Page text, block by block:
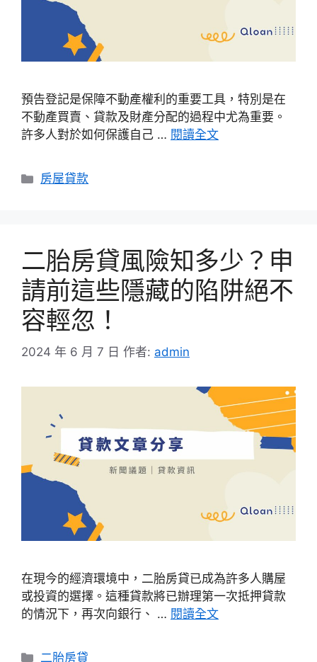
預告登記是保障不動產權利的重要工具，特別是在
不動產買賣、貸款及財產分配的過程中尤為重要。
許多人對於如何保護自己 … 閱讀全文
分
房屋貸款
二胎房貸風險知多少？申
請前這些隱藏的陷阱絕不
容輕忽！
2024 年 6 月 7 日 作者: admin
在現今的經濟環境中，二胎房貸已成為許多人購屋
或投資的選擇。這種貸款將已辦理第一次抵押貸款
的情況下，再次向銀行、 … 閱讀全文
分
二胎房貸